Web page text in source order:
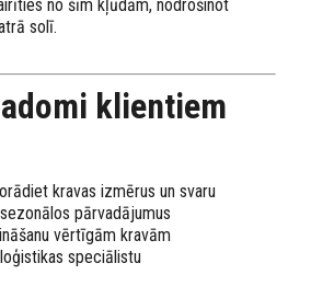
no šīm kļūdām, nodrošinot
solī.
klientiem
kravas izmērus un svaru
pārvadājumus
vērtīgām kravām
speciālistu